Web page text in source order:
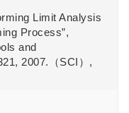
Limit Analysis
Process”,
and
2007.（SCI）,